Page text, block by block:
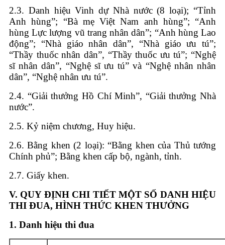
2.3. Danh hiệu Vinh dự Nhà nước (8 loại); “Tỉnh
Anh hùng”; “Bà mẹ Việt Nam anh hùng”; “Anh
hùng Lực lượng vũ trang nhân dân”; “Anh hùng Lao
động”; “Nhà giáo nhân dân”, “Nhà giáo ưu tú”;
“Thầy thuốc nhân dân”, “Thầy thuốc ưu tú”; “Nghệ
sĩ nhân dân”, “Nghệ sĩ ưu tú” và “Nghệ nhân nhân
dân”, “Nghệ nhân ưu tú”.
2.4. “Giải thưởng Hồ Chí Minh”, “Giải thưởng Nhà
nước”.
2.5. Kỷ niệm chương, Huy hiệu.
2.6. Bằng khen (2 loại): “Bằng khen của Thủ tướng
Chính phủ”; Bằng khen cấp bộ, ngành, tỉnh.
2.7. Giấy khen.
V. QUY ĐỊNH CHI TIẾT MỘT SỐ DANH HIỆU
THI ĐUA, HÌNH THỨC KHEN THƯỞNG
1. Danh hiệu thi đua